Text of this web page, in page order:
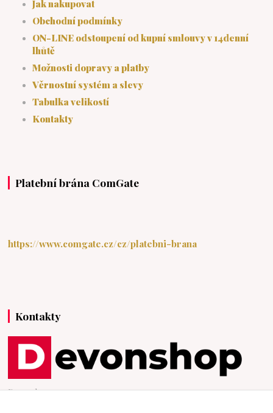
Jak nakupovat
Obchodní podmínky
ON-LINE odstoupení od kupní smlouvy v 14denní
lhůtě
Možnosti dopravy a platby
Věrnostní systém a slevy
Tabulka velikostí
Kontakty
Platební brána ComGate
https://www.comgate.cz/cz/platebni-brana
Kontakty
Devonshop